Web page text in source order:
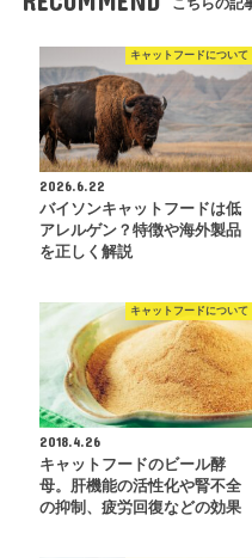
キャットフードについて
2026.6.22
バイソンキャットフードは低
アレルゲン？特徴や海外製品
を正しく解説
キャットフードについて
2018.4.26
キャットフードのビール酵
母。肝機能の活性化や腎不全
の抑制、疲労回復などの効果